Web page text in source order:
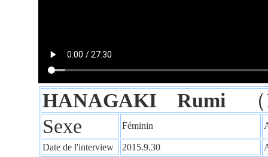
HANAGAKI Rumi （
Sexe Féminin
Date de l'interview 2015.9.30